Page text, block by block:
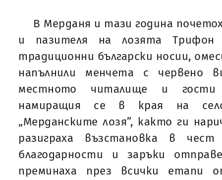
В Мерданя и тази година
и пазителя на лозята Трифон
традиционни български носии,
напълнили менчета с червено
местното читалище и
намиращия се в края на
„Мерданските лозя”, както ги
разиграха възстановка в
благодарности и заръки
преминаха през всички етапи